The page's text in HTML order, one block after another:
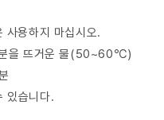
사용하지 마십시오.
을 뜨거운 물(50~60℃)
있습니다.